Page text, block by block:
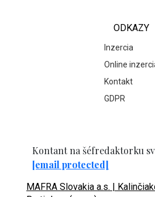
ODKAZY
Inzercia
Online
Kontakt
GDPR
Kontant na šéfredaktorku
[email protected]
MAFRA Slovakia a.s. |